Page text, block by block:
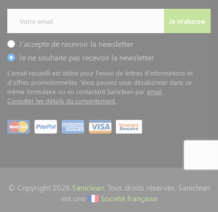
Je m'abonne
J'accepte de recevoir la newsletter
Je ne souhaite pas recevoir la newsletter
L'email recueilli est utilisé pour l'envoi de lettres d'informations et
d'offres promotionnelles. Vous pouvez vous désabonner dans ce
même formulaire ou en contactant Saniclean par email
Consulter les détails du consentement.
© Copyright 2026 Saniclean. Tous droits réservés. Saniclean
est une
Société française